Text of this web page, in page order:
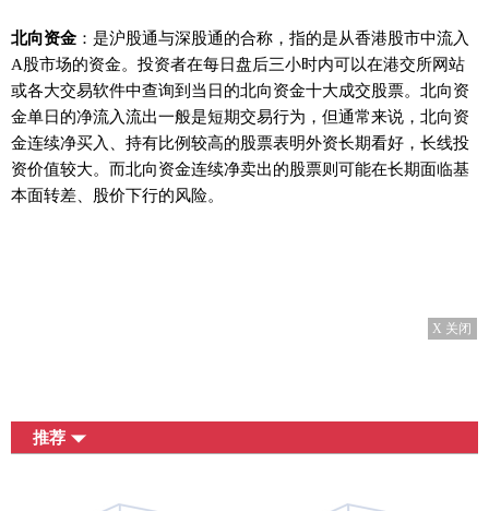
北向资金 ：是沪股通与深股通的合称，指的是从香港股市中流入
A股市场的资金。投资者在每日盘后三小时内可以在港交所网站
或各大交易软件中查询到当日的北向资金十大成交股票。北向资
金单日的净流入流出一般是短期交易行为，但通常来说，北向资
金连续净买入、持有比例较高的股票表明外资长期看好，长线投
资价值较大。而北向资金连续净卖出的股票则可能在长期面临基
本面转差、股价下行的风险。
X 关闭
推荐